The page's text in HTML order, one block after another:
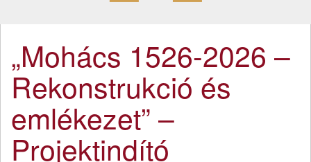
„Mohács 1526-2026 –
Rekonstrukció és
emlékezet” –
Projektindító